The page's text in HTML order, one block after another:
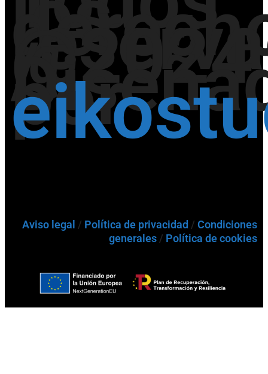
@2024
/
por
Aviso legal / Política de privacidad / Condiciones
generales / Política de cookies